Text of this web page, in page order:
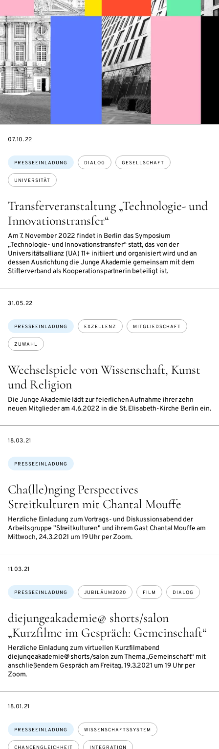
Transferveranstaltung „Technologie- und
Innovationstransfer“
Am 7. November 2022 findet in Berlin das Symposium
„Technologie- und Innovationstransfer“ statt, das von der
Universitätsallianz (UA) 11+ initiiert und organisiert wird und an
dessen Ausrichtung die Junge Akademie gemeinsam mit dem
Stifterverband als Kooperationspartnerin beteiligt ist.
Themen:
PRESSEEINLADUNG DIALOG GESELLSCHAFT
UNIVERSITÄT
DATE
07.10.22
Wechselspiele von Wissenschaft, Kunst
und Religion
Die Junge Akademie lädt zur feierlichen Aufnahme ihrer zehn
neuen Mitglieder am 4.6.2022 in die St. Elisabeth-Kirche Berlin ein.
Themen:
PRESSEEINLADUNG EXZELLENZ MITGLIEDSCHAFT
ZUWAHL
DATE
31.05.22
Cha(lle)nging Perspectives
Streitkulturen mit Chantal Mouffe
Herzliche Einladung zum Vortrags- und Diskussionsabend der
Arbeitsgruppe "Streitkulturen" und ihrem Gast Chantal Mouffe am
Mittwoch, 24.3.2021 um 19 Uhr per Zoom.
Themen:
PRESSEEINLADUNG
DATE
18.03.21
diejungeakademie@ shorts/salon
„Kurzfilme im Gespräch: Gemeinschaft“
Herzliche Einladung zum virtuellen Kurzfilmabend
diejungeakademie@ shorts/salon zum Thema „Gemeinschaft“ mit
anschließendem Gespräch am Freitag, 19.3.2021 um 19 Uhr per
Zoom.
Themen:
PRESSEEINLADUNG JUBILÄUM2020 FILM DIALOG
DATE
11.03.21
Themen:
PRESSEEINLADUNG WISSENSCHAFTSSYSTEM
DATE
18.01.21